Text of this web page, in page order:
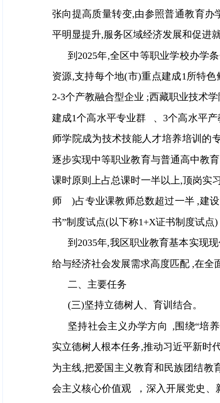
张向提高质量转变,由参照普通教育
平明显提升,服务区域经济发展和促
到2025年,全区中等职业学校办学
资源,支持每个地(市)重点建成1所特
2-3个产教融合型企业 ;西藏职业技术
建成1个高水平专业群 、3个高水平
师学院成为技术技能人才培养培训的
逐步实现中等职业教育与普通高中教
课时原则上占总课时一半以上,顶岗实
师 )占专业课教师总数超过一半 ,建
书”制度试点(以下称1+X证书制度试
到2035年,我区职业教育基本实现
给与经济社会发展需求高度匹配 ,在
二、主要任务
(三)坚持立德树人、育训结合。
坚持社会主义办学方向 ,围绕“培
实立德树人根本任务,推动习近平新时
为主线,把爱国主义教育和民族团结教
会主义核心价值观 ，深入开展党史、